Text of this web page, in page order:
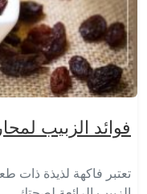
فوائد الزبيب
تعتبر فاكهة لذيذة ذات